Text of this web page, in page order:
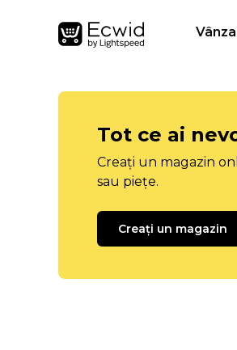
Tot ce ai
Creați un magazin
sau piețe.
Creați un magazin